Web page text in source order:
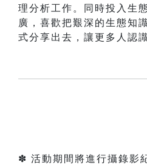
理分析工作。同時投入生
廣，喜歡把艱深的生態知
式分享出去，讓更多人認
✽ 活動期間將進行攝錄影